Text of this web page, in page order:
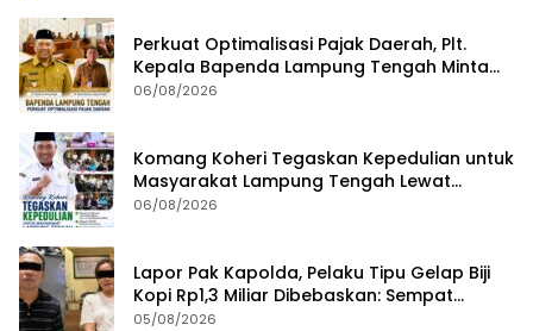
Perkuat Optimalisasi Pajak Daerah, Plt.
Kepala Bapenda Lampung Tengah Minta
Seluruh Pengelola Tingkatkan Inovasi dan
06/08/2026
Komang Koheri Tegaskan Kepedulian untuk
Masyarakat Lampung Tengah Lewat
Penyaluran Bantuan Disabilitas
06/08/2026
Lapor Pak Kapolda, Pelaku Tipu Gelap Biji
Kopi Rp1,3 Miliar Dibebaskan: Sempat
Ditangkap di Jawa Tengah dan Ditahan di
05/08/2026